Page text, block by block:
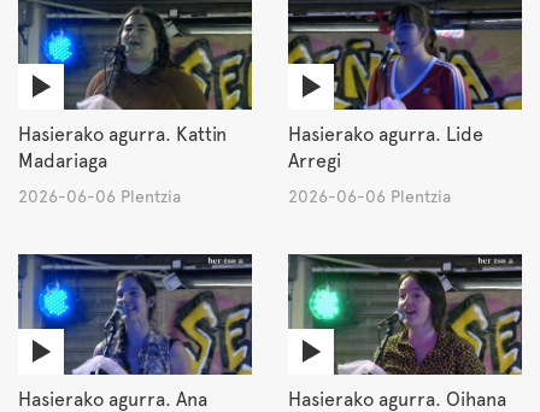
Hasierako agurra. Kattin
Madariaga
2026-06-06 Plentzia
Hasierako agurra. Lide
Arregi
2026-06-06 Plentzia
Hasierako agurra. Ana
Hasierako agurra. Oihana